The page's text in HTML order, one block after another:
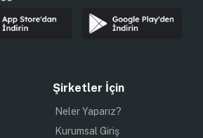
Şirketler İçin
Neler Yaparız?
Kurumsal Giriş